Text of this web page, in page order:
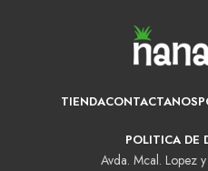
TIENDACONTACTANOS
POLITICA DE
Avda. Mcal. Lopez